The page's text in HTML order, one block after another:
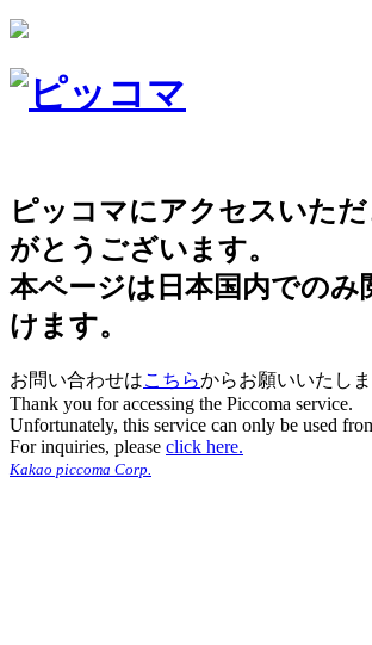
ピッコマにアクセスいただ
がとうございます。
本ページは日本国内でのみ
けます。
お問い合わせはこちらからお願いいたしま
Thank you for accessing the Piccoma service.
Unfortunately, this service can only be used
For inquiries, please click here.
Kakao piccoma Corp.